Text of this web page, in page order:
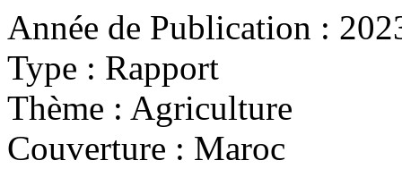
Année de Publication :
Type : Rapport
Thème : Agriculture
Couverture : Maroc